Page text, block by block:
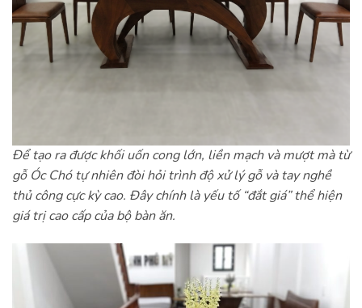
Để tạo ra được khối uốn cong lớn, liền mạch và mượt mà từ
gỗ Óc Chó tự nhiên đòi hỏi trình độ xử lý gỗ và tay nghề
thủ công cực kỳ cao. Đây chính là yếu tố “đắt giá” thể hiện
giá trị cao cấp của bộ bàn ăn.